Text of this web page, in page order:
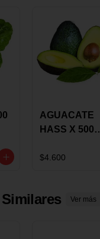
AGUACATE
HASS X 500
$4.600
Ver más